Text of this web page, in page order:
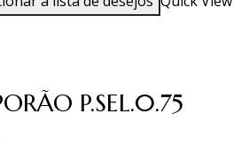
P.SEL.0.75